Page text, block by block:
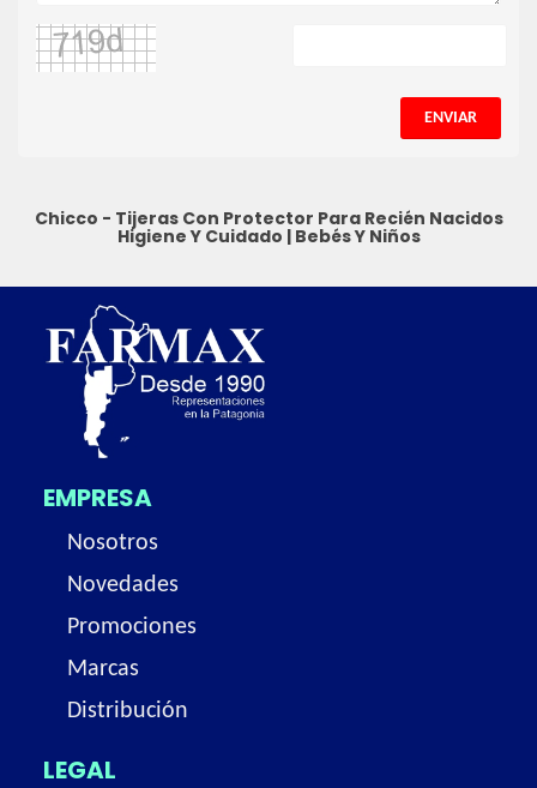
ENVIAR
Chicco - Tijeras Con Protector Para Recién Nacidos
Higiene Y Cuidado | Bebés Y Niños
EMPRESA
Nosotros
Novedades
Promociones
Marcas
Distribución
LEGAL